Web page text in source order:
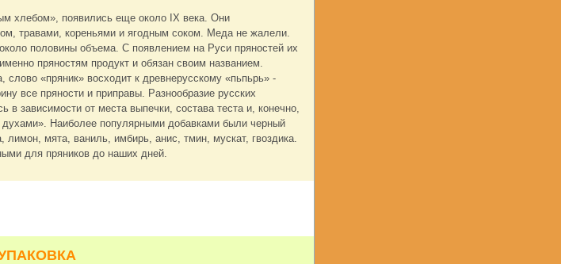
хлебом», появились еще около IX века. Они
травами, кореньями и ягодным соком. Меда не жалели.
половины объема. С появлением на Руси пряностей их
пряностям продукт и обязан своим названием.
«пряник» восходит к древнерусскому «пьпьрь» -
все пряности и приправы. Разнообразие русских
в зависимости от места выпечки, состава теста и, конечно,
Наиболее популярными добавками были черный
лимон, мята, ваниль, имбирь, анис, тмин, мускат, гвоздика.
для пряников до наших дней.